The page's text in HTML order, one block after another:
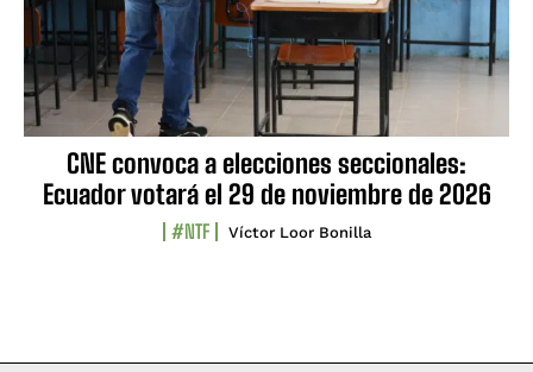
CNE convoca a elecciones seccionales:
Ecuador votará el 29 de noviembre de 2026
#NTF Víctor Loor Bonilla